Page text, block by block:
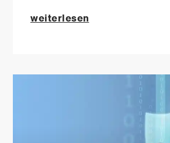
weiterlesen